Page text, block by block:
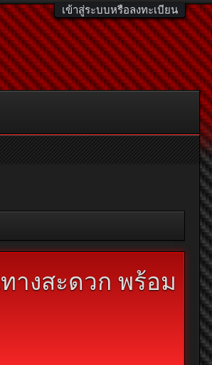
เข้าสู่ระบบหรือลงทะเบียน
างสะดวก พร้อม